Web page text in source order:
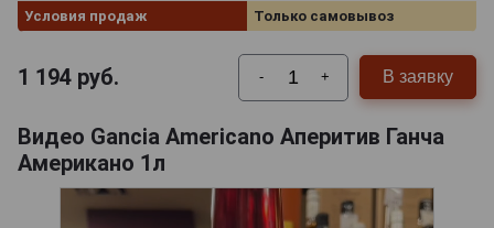
Условия продаж
Только самовывоз
1 194 руб. - + В заявку
Видео Gancia Americano Аперитив Ганча
Американо 1л